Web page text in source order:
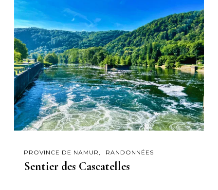
PROVINCE DE NAMUR RANDONNÉES
Sentier des Cascatelles